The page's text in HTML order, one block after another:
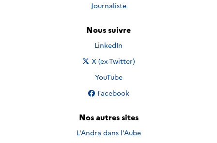
Journaliste
Nous suivre
Nous suivre sur
LinkedIn
Nous suivre sur
X (ex-Twitter)
Nous suivre sur
YouTube
Nous suivre sur
Facebook
Nos autres sites
L'Andra dans l'Aube